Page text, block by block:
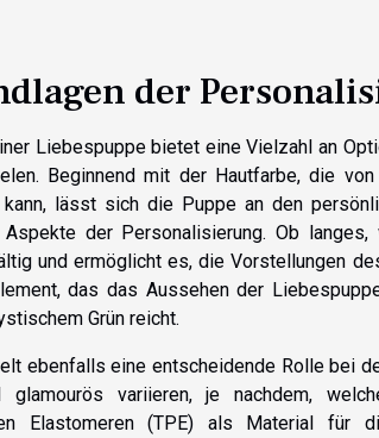
der
Liebespuppe bietet eine Vielzahl an
Beginnend mit der Hautfarbe, die
kann, lässt sich die Puppe an den
der Personalisierung. Ob
und ermöglicht es, die Vorstellungen
das das Aussehen der
Grün reicht.
ebenfalls eine entscheidende Rolle bei
variieren, je nachdem,
Elastomeren (TPE) als Material